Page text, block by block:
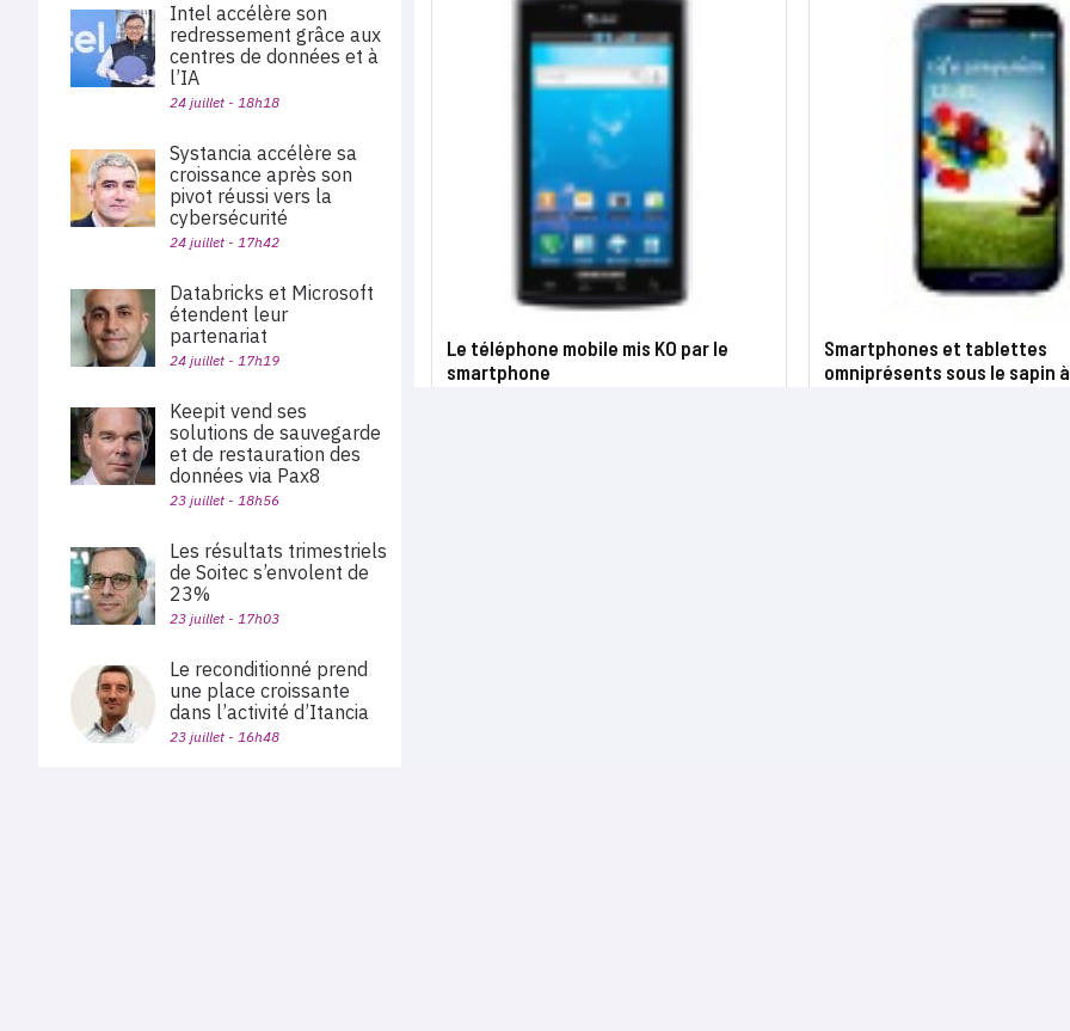
Le téléphone mobile mis KO par le
smartphone
Smartphones et tablettes
omniprésents sous le sapin
Intel accélère son
redressement grâce aux
centres de données et à
l’IA
24 juillet - 18h18
Systancia accélère sa
croissance après son
pivot réussi vers la
cybersécurité
24 juillet - 17h42
Databricks et Microsoft
étendent leur
partenariat
24 juillet - 17h19
Keepit vend ses
solutions de sauvegarde
et de restauration des
données via Pax8
23 juillet - 18h56
Les résultats trimestriels
de Soitec s’envolent de
23%
23 juillet - 17h03
Le reconditionné prend
une place croissante
dans l’activité d’Itancia
23 juillet - 16h48